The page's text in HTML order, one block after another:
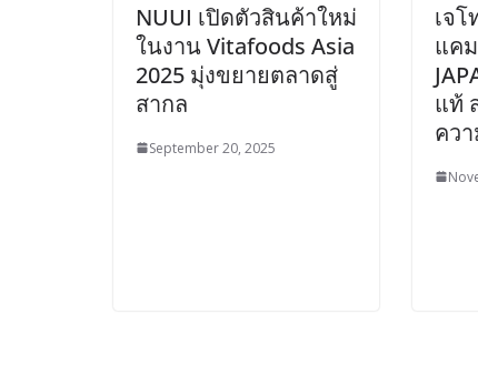
NUUI เปิดตัวสินค้าใหม่
ในงาน Vitafoods Asia
2025 มุ่งขยายตลาดสู่
สากล
September 20, 2025
เจโ
แค
แท้
คว